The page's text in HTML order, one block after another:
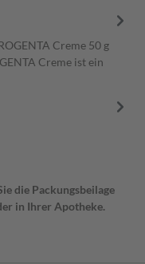
Creme 50 g
Creme ist ein
die Packungsbeilage
in Ihrer Apotheke.